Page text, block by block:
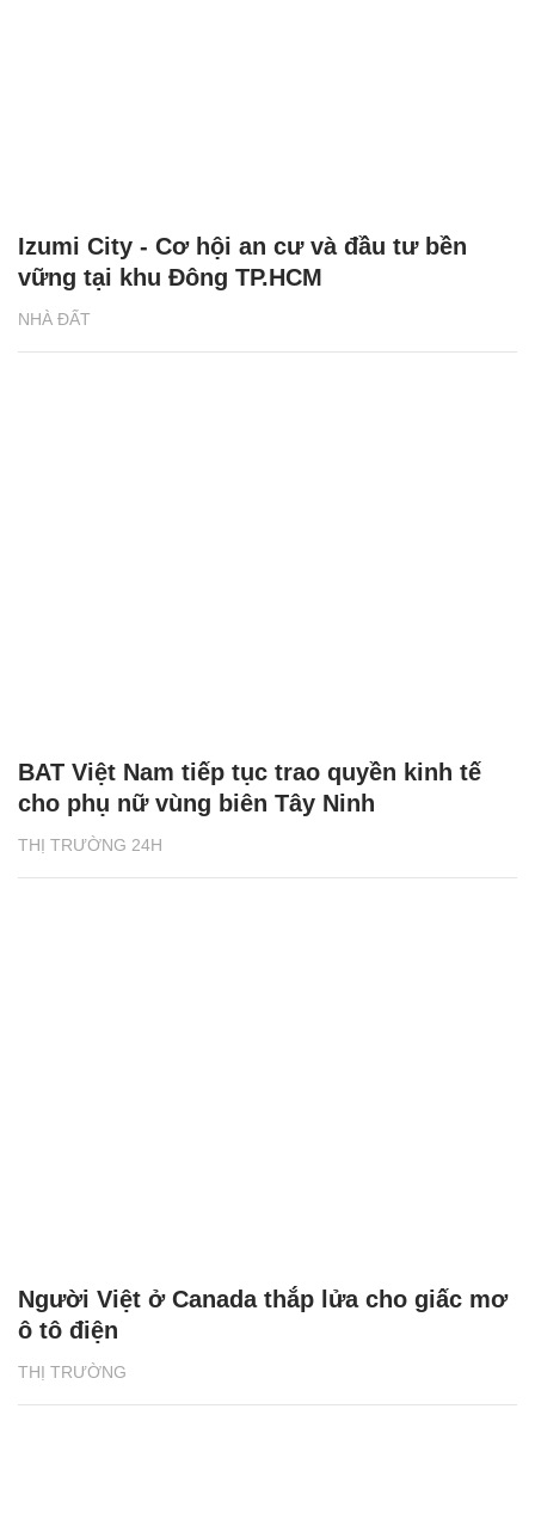
NHÀ ĐẤT
Izumi City - Cơ hội an cư và đầu tư bền
vững tại khu Đông TP.HCM
THỊ TRƯỜNG 24H
BAT Việt Nam tiếp tục trao quyền kinh tế
cho phụ nữ vùng biên Tây Ninh
THỊ TRƯỜNG
Người Việt ở Canada thắp lửa cho giấc mơ
ô tô điện